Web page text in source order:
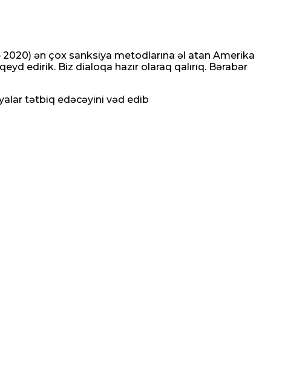
ən çox sanksiya metodlarına əl atan Amerika
edirik. Biz dialoqa hazır olaraq qalırıq. Bərabər
tətbiq edəcəyini vəd edib